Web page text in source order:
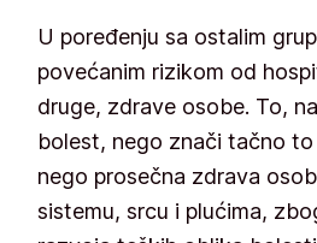
U poređenju sa ostalim
povećanim rizikom od
druge, zdrave osobe. To,
bolest, nego znači tačno
nego prosečna zdrava
sistemu, srcu i plućima,